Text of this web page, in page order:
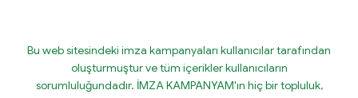
Bu web sitesindeki imza kampanyaları kullanıcılar tarafından
oluşturmuştur ve tüm içerikler kullanıcıların
sorumluluğundadır. İMZA KAMPANYAM'ın hiç bir topluluk,